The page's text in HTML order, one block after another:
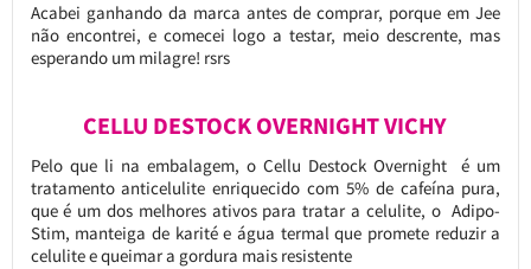
Acabei ganhando da marca antes de comprar, porque em Jee
não encontrei, e comecei logo a testar, meio descrente, mas
esperando um milagre! rsrs
CELLU DESTOCK OVERNIGHT VICHY
Pelo que li na embalagem, o Cellu Destock Overnight é um
tratamento anticelulite enriquecido com 5% de cafeína pura,
que é um dos melhores ativos para tratar a celulite, o Adipo-
Stim, manteiga de karité e água termal que promete reduzir a
celulite e queimar a gordura mais resistente